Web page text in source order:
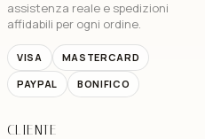
assistenza reale e spedizioni
affidabili per ogni ordine.
VISA
MASTERCARD
PAYPAL
BONIFICO
CLIENTE